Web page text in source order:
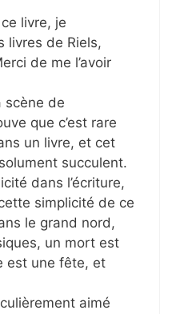
livre, je
livres de Riels,
de me l’avoir
scène de
que c’est rare
un livre, et cet
succulent.
dans l’écriture,
simplicité de ce
le grand nord,
un mort est
est une fête, et
aimé